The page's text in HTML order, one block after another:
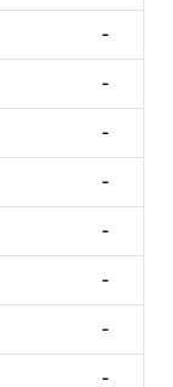
-
-
-
-
-
-
-
-